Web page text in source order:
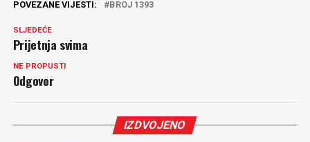
POVEZANE VIJESTI: BROJ 1393
SLJEDEĆE
Prijetnja svima
NE PROPUSTI
Odgovor
IZDVOJENO